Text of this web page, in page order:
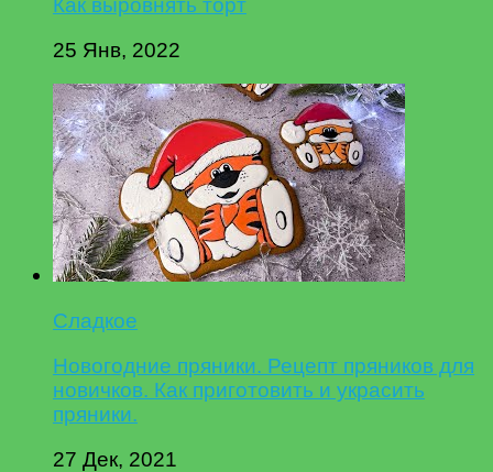
Как выровнять торт
25 Янв, 2022
Сладкое
Новогодние пряники. Рецепт пряников для
новичков. Как приготовить и украсить
пряники.
27 Дек, 2021